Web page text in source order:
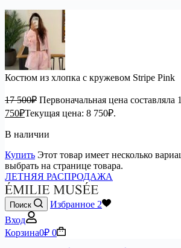
Костюм из хлопка с кружевом Stripe Pink
17 500₽ Первоначальная цена составляла
750₽Текущая цена: 8 750₽.
В наличии
Купить Этот товар имеет несколько
выбрать на странице товара.
ЛЕТНЯЯ РАСПРОДАЖА
Поиск Избранное 2
Вход
Корзина0₽ 0